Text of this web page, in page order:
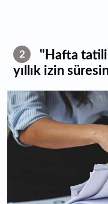
2
"Hafta
yıllık izin